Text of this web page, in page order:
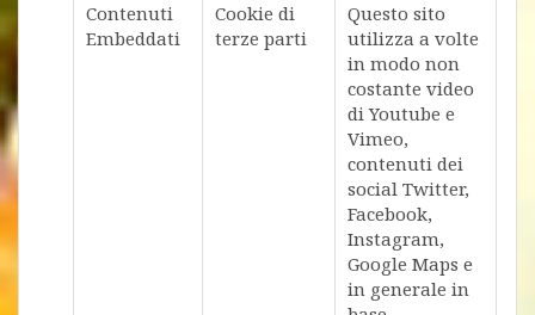
Contenuti
Embeddati
Cookie di
terze parti
Questo sito
utilizza a volte
in modo non
costante video
di Youtube e
Vimeo,
contenuti dei
social Twitter,
Facebook,
Instagram,
Google Maps e
in generale in